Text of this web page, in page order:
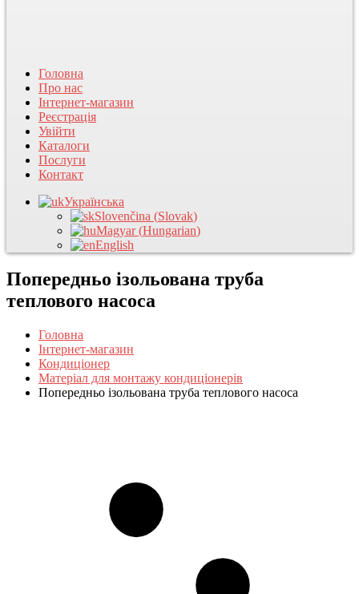
Головна
Про нас
Інтернет-магазин
Реєстрація
Увійти
Каталоги
Послуги
Контакт
Українська
Slovenčina (Slovak)
Magyar (Hungarian)
English
Попередньо ізольована труба
теплового насоса
Головна
Інтернет-магазин
Кондиціонер
Матеріал для монтажу кондиціонерів
Попередньо ізольована труба теплового насоса